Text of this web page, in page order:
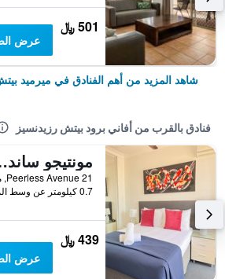
501 ﷼
عرض
شاهد المزيد من أهم الفنادق في ميرميد
فنادق بالقرب من أفاني برود بيتش رزيدنسيز
0.7 كيلومتر عن وسط المدينة
439 ﷼
عرض